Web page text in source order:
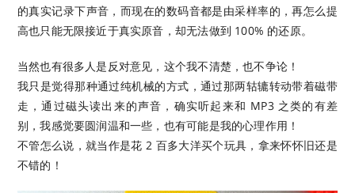
的真实记录下声音，而现在的数码音都是由采样率的，再怎么提
高也只能无限接近于真实原音，却无法做到 100% 的还原。
当然也有很多人是反对意见，这个我不清楚，也不争论！
我只是觉得那种通过纯机械的方式，通过那两轱辘转动带着磁带
走，通过磁头读出来的声音，确实听起来和 MP3 之类的有差
别，我感觉要圆润温和一些，也有可能是我的心理作用！
不管怎么说，就当作是花 2 百多大洋买个玩具，拿来怀怀旧还是
不错的！